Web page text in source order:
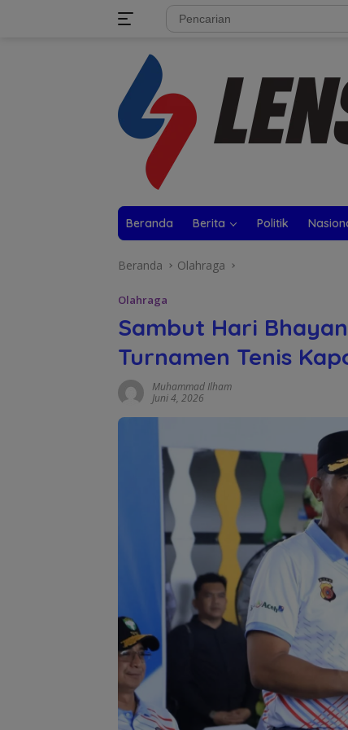
Beranda Berita Politik
Beranda Olahraga
Olahraga
Sambut Hari
Turnamen Tenis
Muhammad Ilham
Juni 4, 2026